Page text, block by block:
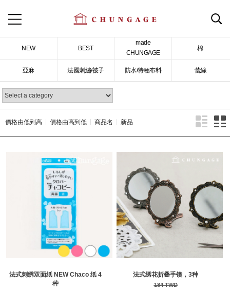
NEW BEST
made
CHUNGAGE
棉
亞麻 法國刺繡/被子 防水/特種布料 蕾絲
價格由低到高 價格由高到低 商品名 新品
法式刺绣双面纸 NEW Chaco 纸 4
种
法式绣花折叠手镜，3种
184 TWD